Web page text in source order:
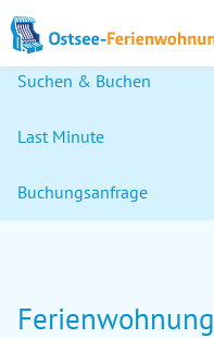
Suchen & Buchen
Last Minute
Buchungsanfrage